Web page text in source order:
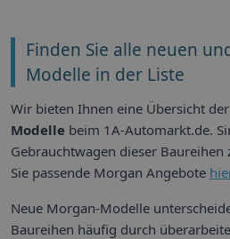
Finden Sie alle neuen
Modelle in der Liste
Wir bieten Ihnen eine Übersicht der
Modelle beim 1A-Automarkt.de.
Gebrauchtwagen dieser
Sie passende Morgan Angebote
Neue Morgan-Modelle
Baureihen häufig durch